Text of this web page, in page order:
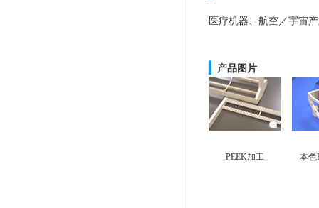
医疗机器、航空／宇宙
产品图片
PEEK加工 本色